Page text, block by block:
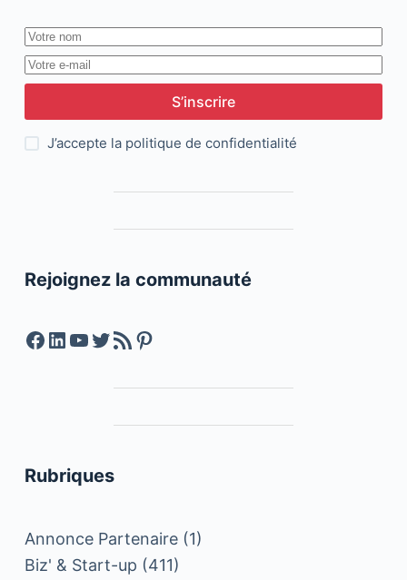
S’inscrire
J’accepte la politique de confidentialité
Rejoignez la communauté
Facebook
LinkedIn
YouTube
Twitter
Feed RSSPinterest
Rubriques
Annonce Partenaire(1)
Biz' & Start-up (411)